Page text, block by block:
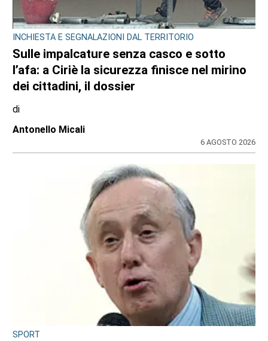
INCHIESTA E SEGNALAZIONI DAL TERRITORIO
Sulle impalcature senza casco e sotto
l’afa: a Ciriè la sicurezza finisce nel mirino
dei cittadini, il dossier
di
Antonello Micali
6 AGOSTO 2026
SPORT